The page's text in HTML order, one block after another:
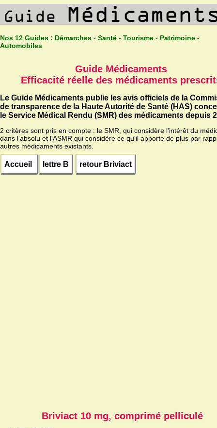
Nos 12 Guides : Démarches - Santé - Tourisme - Patrimoine -
Automobiles
Guide Médicaments
Efficacité réelle des médicaments
Le Guide Médicaments publie les avis officiels de la
de transparence de la Haute Autorité de Santé (HAS)
le Service Médical Rendu (SMR) des médicaments depuis
2 critères sont pris en compte : le SMR, qui considère l'intérêt du
dans l'absolu et l'ASMR qui considère ce qu'il apporte de plus par
autres médicaments existants.
Accueil lettre B retour Briviact
Briviact 10 mg, comprimé pelliculé